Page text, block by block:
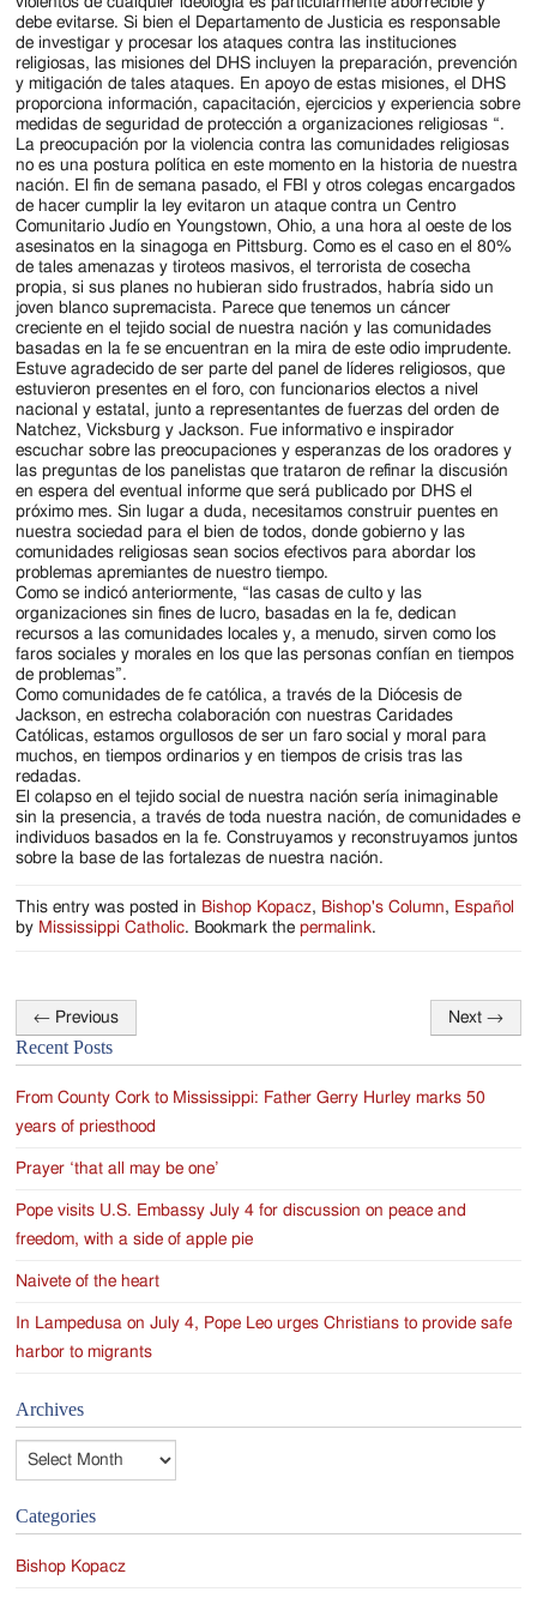
debe evitarse. Si bien el Departamento de Justicia es responsable
de investigar y procesar los ataques contra las instituciones
religiosas, las misiones del DHS incluyen la preparación, prevención
y mitigación de tales ataques. En apoyo de estas misiones, el DHS
proporciona información, capacitación, ejercicios y experiencia sobre
medidas de seguridad de protección a organizaciones religiosas “.
La preocupación por la violencia contra las comunidades religiosas
no es una postura política en este momento en la historia de nuestra
nación. El fin de semana pasado, el FBI y otros colegas encargados
de hacer cumplir la ley evitaron un ataque contra un Centro
Comunitario Judío en Youngstown, Ohio, a una hora al oeste de los
asesinatos en la sinagoga en Pittsburg. Como es el caso en el 80%
de tales amenazas y tiroteos masivos, el terrorista de cosecha
propia, si sus planes no hubieran sido frustrados, habría sido un
joven blanco supremacista. Parece que tenemos un cáncer
creciente en el tejido social de nuestra nación y las comunidades
basadas en la fe se encuentran en la mira de este odio imprudente.
Estuve agradecido de ser parte del panel de líderes religiosos, que
estuvieron presentes en el foro, con funcionarios electos a nivel
nacional y estatal, junto a representantes de fuerzas del orden de
Natchez, Vicksburg y Jackson. Fue informativo e inspirador
escuchar sobre las preocupaciones y esperanzas de los oradores y
las preguntas de los panelistas que trataron de refinar la discusión
en espera del eventual informe que será publicado por DHS el
próximo mes. Sin lugar a duda, necesitamos construir puentes en
nuestra sociedad para el bien de todos, donde gobierno y las
comunidades religiosas sean socios efectivos para abordar los
problemas apremiantes de nuestro tiempo.
Como se indicó anteriormente, “las casas de culto y las
organizaciones sin fines de lucro, basadas en la fe, dedican
recursos a las comunidades locales y, a menudo, sirven como los
faros sociales y morales en los que las personas confían en tiempos
de problemas”.
Como comunidades de fe católica, a través de la Diócesis de
Jackson, en estrecha colaboración con nuestras Caridades
Católicas, estamos orgullosos de ser un faro social y moral para
muchos, en tiempos ordinarios y en tiempos de crisis tras las
redadas.
El colapso en el tejido social de nuestra nación sería inimaginable
sin la presencia, a través de toda nuestra nación, de comunidades e
individuos basados en la fe. Construyamos y reconstruyamos juntos
sobre la base de las fortalezas de nuestra nación.
This entry was posted in Bishop Kopacz, Bishop's Column, Español
by Mississippi Catholic. Bookmark thepermalink.
Post
navigation
← Previous Next →
Recent Posts
From County Cork to Mississippi: Father Gerry Hurley marks 50
years of priesthood
Prayer ‘that all may be one’
Pope visits U.S. Embassy July 4 for discussion on peace and
freedom, with a side of apple pie
Naivete of the heart
In Lampedusa on July 4, Pope Leo urges Christians to provide safe
harbor to migrants
Archives
Categories
Bishop Kopacz